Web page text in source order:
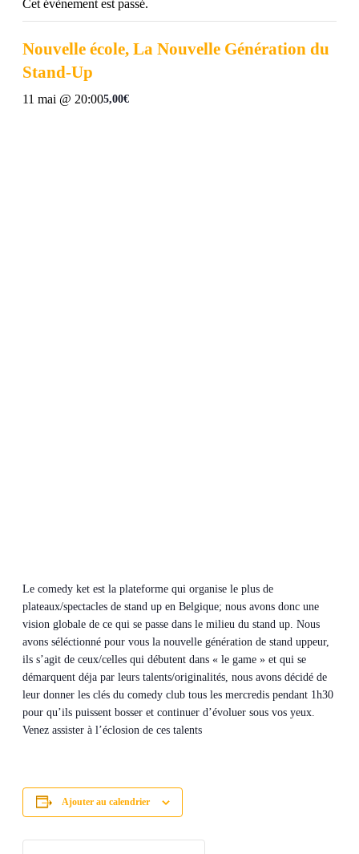
Cet évènement est passé.
Nouvelle école, La Nouvelle Génération du
Stand-Up
11 mai @ 20:005,00€
Le comedy ket est la plateforme qui organise le plus de
plateaux/spectacles de stand up en Belgique; nous avons donc une
vision globale de ce qui se passe dans le milieu du stand up. Nous
avons séléctionné pour vous la nouvelle génération de stand uppeur,
ils s’agit de ceux/celles qui débutent dans « le game » et qui se
démarquent déja par leurs talents/originalités, nous avons décidé de
leur donner les clés du comedy club tous les mercredis pendant 1h30
pour qu’ils puissent bosser et continuer d’évoluer sous vos yeux.
Venez assister à l’éclosion de ces talents
Ajouter au calendrier